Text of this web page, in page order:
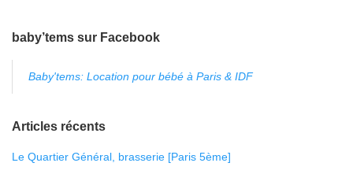
baby’tems sur Facebook
Baby'tems: Location pour bébé à Paris & IDF
Articles récents
Le Quartier Général, brasserie [Paris 5ème]